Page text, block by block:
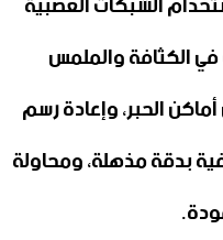
الكثافة والملمس
أماكن الحبر، وإعادة رسم
بدقة مذهلة، ومحاولة